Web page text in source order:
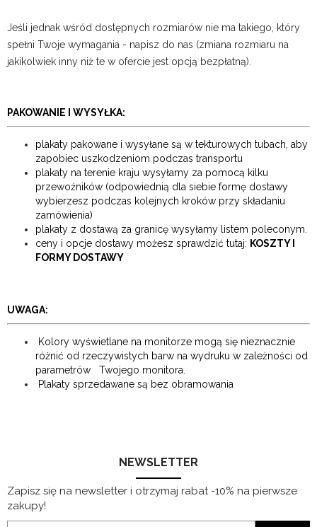
Jeśli jednak wśród dostępnych rozmiarów nie ma takiego, który
spełni Twoje wymagania - napisz do nas (zmiana rozmiaru na
jakikolwiek inny niż te w ofercie jest opcją bezpłatną).
PAKOWANIE I WYSYŁKA:
plakaty pakowane i wysyłane są w tekturowych tubach, aby
zapobiec uszkodzeniom podczas transportu
plakaty na terenie kraju wysyłamy za pomocą kilku
przewoźników (odpowiednią dla siebie formę dostawy
wybierzesz podczas kolejnych kroków przy składaniu
zamówienia)
plakaty z dostawą za granicę wysyłamy listem poleconym.
ceny i opcje dostawy możesz sprawdzić tutaj: KOSZTY I
FORMY DOSTAWY
UWAGA:
Kolory wyświetlane na monitorze mogą się nieznacznie
różnić od rzeczywistych barw na wydruku w zależności od
parametrów Twojego monitora.
Plakaty sprzedawane są bez obramowania
NEWSLETTER
Zapisz się na newsletter i otrzymaj rabat -10% na pierwsze
zakupy!